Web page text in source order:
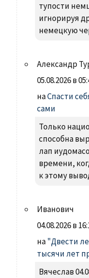
тупости
игнорируя
немецкую
Александр
05.08.2026 в
наСпасти
сами
Только
способна
лап
времени,
к этому
Иванович
04.08.2026 в
на"Двести
тысячи лет
Вячеслав